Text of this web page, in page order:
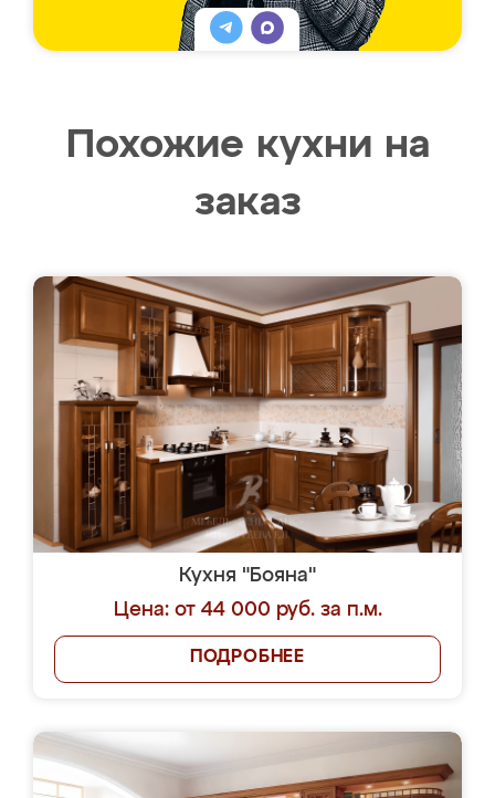
Похожие кухни на
заказ
Кухня "Бояна"
Цена: от 44 000 руб. за п.м.
ПОДРОБНЕЕ